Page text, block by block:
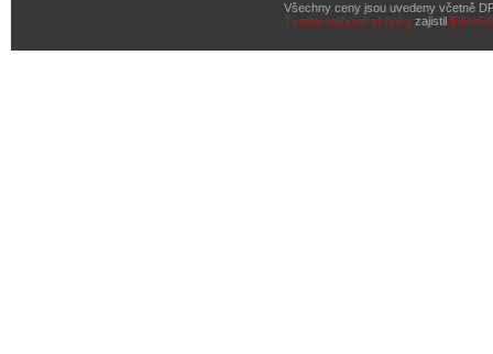
Všechny ceny jsou uvedeny včetně
Tvorbu webové stránkyzajistil